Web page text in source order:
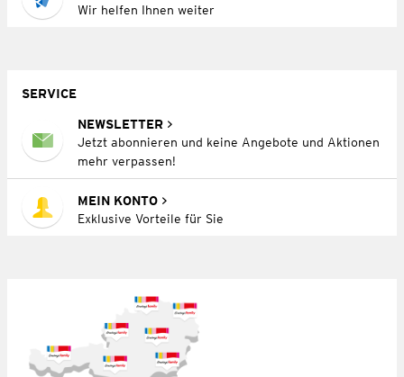
Wir helfen Ihnen weiter
SERVICE
NEWSLETTER
Jetzt abonnieren und keine Angebote und Aktionen
mehr verpassen!
MEIN KONTO
Exklusive Vorteile für Sie